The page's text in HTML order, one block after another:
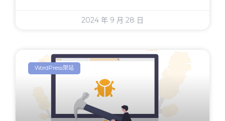
2024 年 9 月 28 日
WordPress架站